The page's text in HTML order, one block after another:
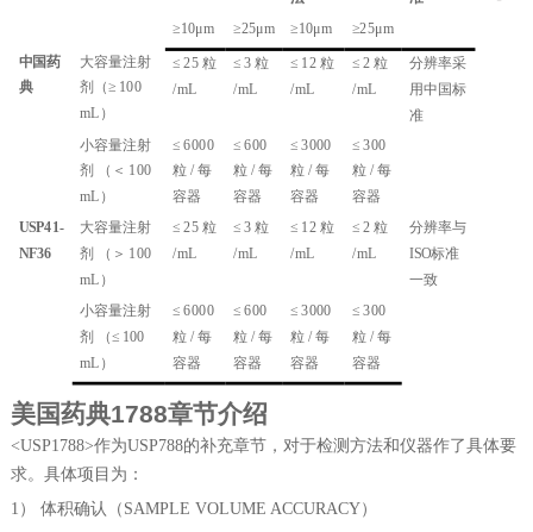
≥10μm ≥25μm ≥10μm ≥25μm
中国药
典
大容量注射
剂（≥ 100
mL）
≤ 25 粒
/mL
≤ 3 粒
/mL
≤ 12 粒
/mL
≤ 2 粒
/mL
分辨率采
用中国标
准
小容量注射
剂 （＜ 100
mL）
≤ 6000
粒 / 每
容器
≤ 600
粒 / 每
容器
≤ 3000
粒 / 每
容器
≤ 300
粒 / 每
容器
USP41-
NF36
大容量注射
剂 （＞ 100
mL）
≤ 25 粒
/mL
≤ 3 粒
/mL
≤ 12 粒
/mL
≤ 2 粒
/mL
分辨率与
ISO标准
一致
小容量注射
剂 （≤ 100
mL）
≤ 6000
粒 / 每
容器
≤ 600
粒 / 每
容器
≤ 3000
粒 / 每
容器
≤ 300
粒 / 每
容器
美国药典1788章节介绍
<USP1788>作为USP788的补充章节，对于检测方法和仪器作了具体要
求。具体项目为：
1） 体积确认（ SAMPLE VOLUME ACCURACY）